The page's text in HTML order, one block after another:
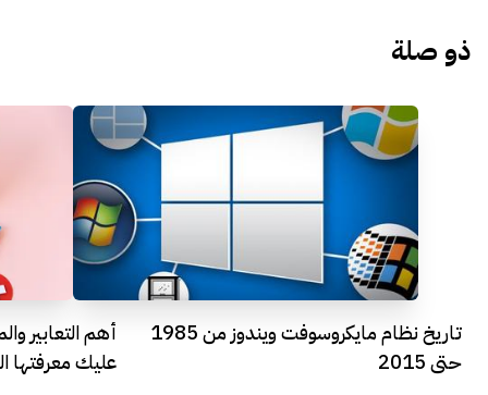
ذو صلة
تاريخ نظام مايكروسوفت ويندوز من 1985
حتى 2015
أهم التعابير
عليك معرفتها